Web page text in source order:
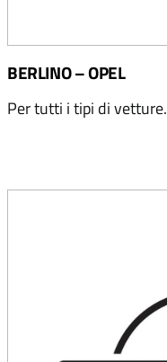
BERLINO – OPEL
Per tutti i tipi di vetture.